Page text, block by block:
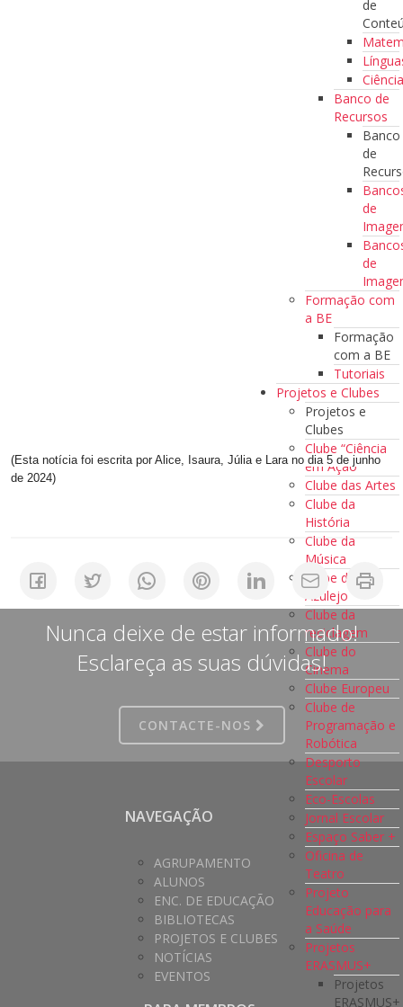
de
Banco de
Recursos
Banco
de
de
de
Formação com
a BE
Formação
com a BE
Tutoriais
Projetos e Clubes
Projetos e
Clubes
Clube “Ciência
em Ação”
Clube das Artes
Clube da
História
Clube da
Música
Clube do
Azulejo
Clube da
reciclagem
Clube do
Cinema
Clube Europeu
Clube de
Programação e
Robótica
Desporto
Escolar
Eco-Escolas
Jornal Escolar
Espaço Saber +
Oficina de
Teatro
Projeto
Educação para
a Saúde
Projetos
ERASMUS+
Projetos
ERASMUS+
(Esta notícia foi escrita por Alice, Isaura, Júlia e Lara no dia 5 de junho
de 2024)
Nunca deixe de estar informado!
Esclareça as suas dúvidas!
CONTACTE-NOS
NAVEGAÇÃO
AGRUPAMENTO
ALUNOS
ENC. DE EDUCAÇÃO
BIBLIOTECAS
PROJETOS E CLUBES
NOTÍCIAS
EVENTOS